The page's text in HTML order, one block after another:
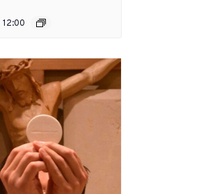
12:00